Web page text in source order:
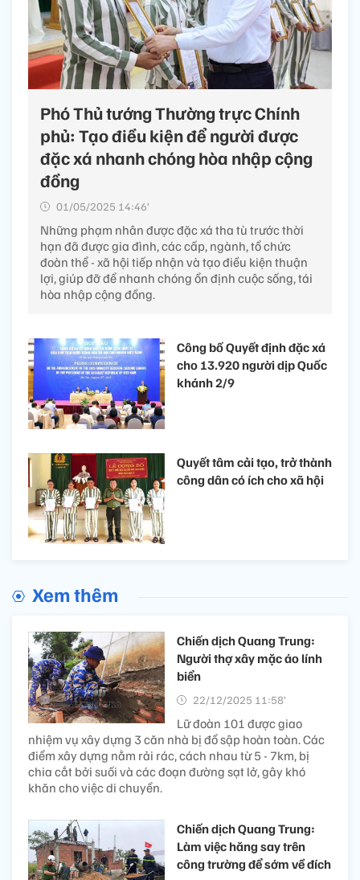
Phó Thủ tướng Thường trực Chính
phủ: Tạo điều kiện để người được
đặc xá nhanh chóng hòa nhập cộng
đồng
01/05/2025 14:46’
Những phạm nhân được đặc xá tha tù trước thời
hạn đã được gia đình, các cấp, ngành, tổ chức
đoàn thể - xã hội tiếp nhận và tạo điều kiện thuận
lợi, giúp đỡ để nhanh chóng ổn định cuộc sống, tái
hòa nhập cộng đồng.
Công bố Quyết định đặc xá
cho 13.920 người dịp Quốc
khánh 2/9
Quyết tâm cải tạo, trở thành
công dân có ích cho xã hội
Xem thêm
Chiến dịch Quang Trung:
Người thợ xây mặc áo lính
biển
22/12/2025 11:58’
Lữ đoàn 101 được giao
nhiệm vụ xây dựng 3 căn nhà bị đổ sập hoàn toàn. Các
điểm xây dựng nằm rải rác, cách nhau từ 5 - 7km, bị
chia cắt bởi suối và các đoạn đường sạt lở, gây khó
khăn cho việc di chuyển.
Chiến dịch Quang Trung:
Làm việc hăng say trên
công trường để sớm về đích